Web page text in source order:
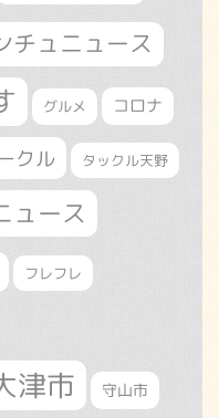
チュニュース
グルメ コロナ
クル タックル天野
ュース
フレフレ
津市 守山市